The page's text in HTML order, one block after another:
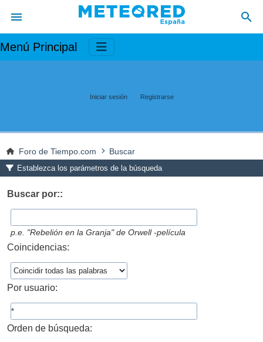
Menú Principal
Iniciar sesión Registrarse
Foro de Tiempo.com Buscar
Establezca los parámetros de la búsqueda
Buscar por::
p.e. "Rebelión en la Granja" de Orwell -película
Coincidencias:
Por usuario:
Orden de búsqueda: